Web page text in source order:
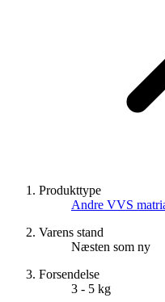
Produkttype
Andre VVS
Varens stand
Næsten som ny
Forsendelse
3 - 5 kg